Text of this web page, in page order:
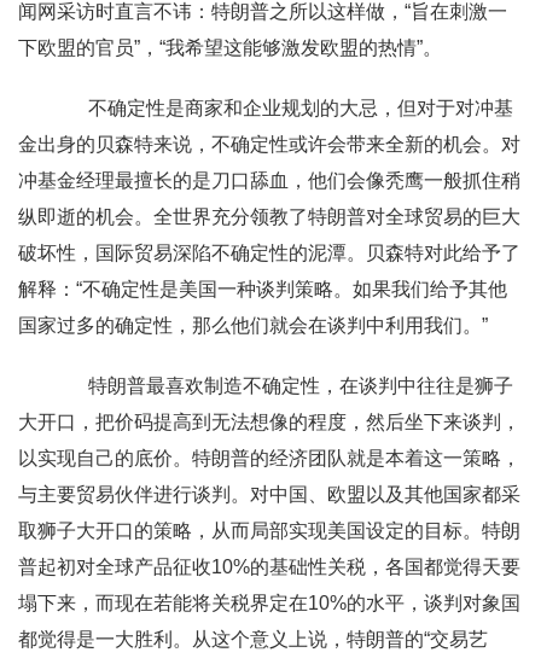
闻网采访时直言不讳：特朗普之所以这样做，“旨在刺激一
下欧盟的官员”，“我希望这能够激发欧盟的热情”。
不确定性是商家和企业规划的大忌，但对于对冲基
金出身的贝森特来说，不确定性或许会带来全新的机会。对
冲基金经理最擅长的是刀口舔血，他们会像秃鹰一般抓住稍
纵即逝的机会。全世界充分领教了特朗普对全球贸易的巨大
破坏性，国际贸易深陷不确定性的泥潭。贝森特对此给予了
解释：“不确定性是美国一种谈判策略。如果我们给予其他
国家过多的确定性，那么他们就会在谈判中利用我们。”
特朗普最喜欢制造不确定性，在谈判中往往是狮子
大开口，把价码提高到无法想像的程度，然后坐下来谈判，
以实现自己的底价。特朗普的经济团队就是本着这一策略，
与主要贸易伙伴进行谈判。对中国、欧盟以及其他国家都采
取狮子大开口的策略，从而局部实现美国设定的目标。特朗
普起初对全球产品征收10%的基础性关税，各国都觉得天要
塌下来，而现在若能将关税界定在10%的水平，谈判对象国
都觉得是一大胜利。从这个意义上说，特朗普的“交易艺